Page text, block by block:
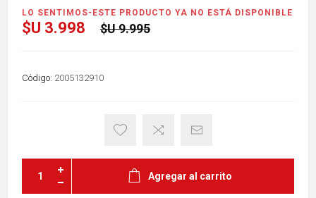
LO SENTIMOS-ESTE PRODUCTO YA NO ESTÁ DISPONIBLE
$U 3.998 $U 9.995
Código: 2005132910
Agregar al carrito